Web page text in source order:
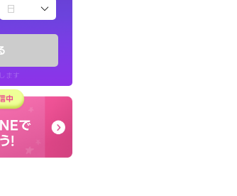
ます
占い
を
性